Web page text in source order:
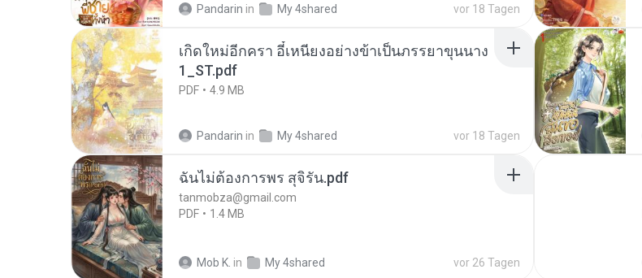
Pandarin in My 4shared vor 18 Tagen
เกิดใหม่อีกครา อี๋เหนียงอย่างข้าเป็นภรรยาขุนนาง
1_ST.pdf
PDF 4.9 MB
Pandarin in My 4shared vor 18 Tagen
ฉันไม่ต้องการพร สุจิรัน.pdf
tanmobza@gmail.com
PDF
1.4 MB
Mob K. in My 4shared vor 26 Tagen